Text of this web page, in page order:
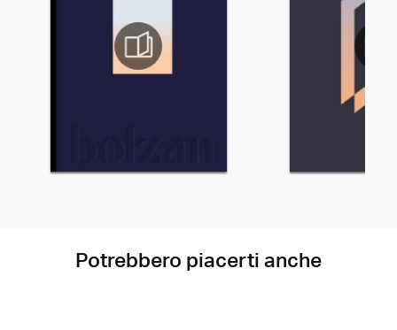
Potrebbero piacerti anche